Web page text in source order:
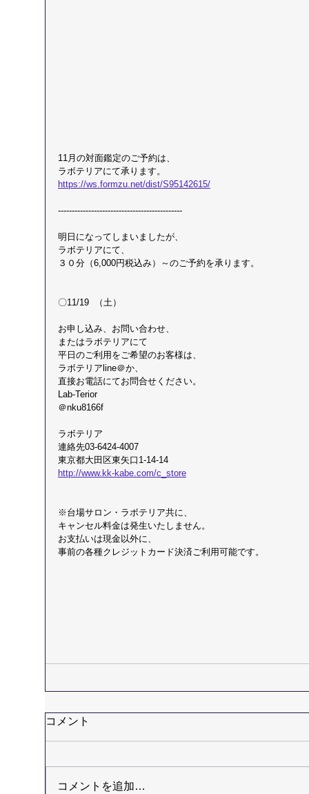
11月の対面鑑定のご予約は、
​ラボテリアにて承ります。
https://ws.formzu.net/dist/S95142615/
​---------------------------------------------
明日になってしまいましたが、
ラボテリアにて、
３０分（6,000円税込み）～のご予約を承ります。
〇11/19  （土）
お申し込み、お問い合わせ、
またはラボテリアにて
平日のご利用をご希望のお客様は、
ラボテリアline＠か、
直接お電話にてお問合せください。
​Lab-Terior
＠nku8166f
ラボテリア
連絡先03-6424-4007
東京都大田区東矢口1-14-14
http://www.kk-kabe.com/c_store
※台場サロン・ラボテリア共に、
​​​キャンセル料金は発生いたしません。
お支払いは現金以外に、
事前の各種クレジットカード決済ご利用可能です。
コメント
コメントを追加…